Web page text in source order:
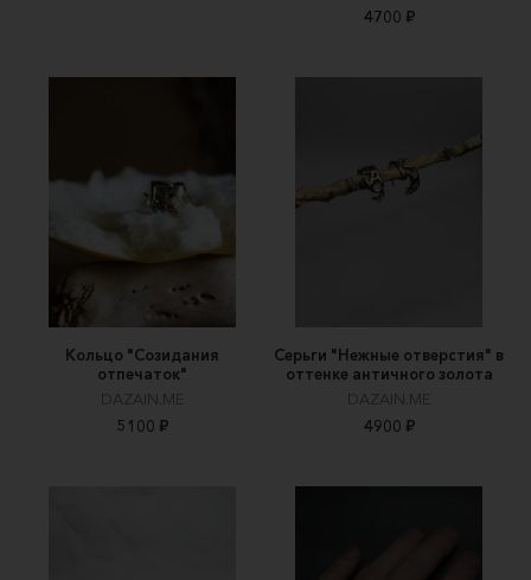
4700 ₽
Кольцо "Созидания
отпечаток"
DAZAIN.ME
5100 ₽
Серьги "Нежные отверстия" в
оттенке античного золота
DAZAIN.ME
4900 ₽